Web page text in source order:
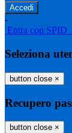
-
Entra con SPID
Seleziona
button close ×
Recupero
button close ×